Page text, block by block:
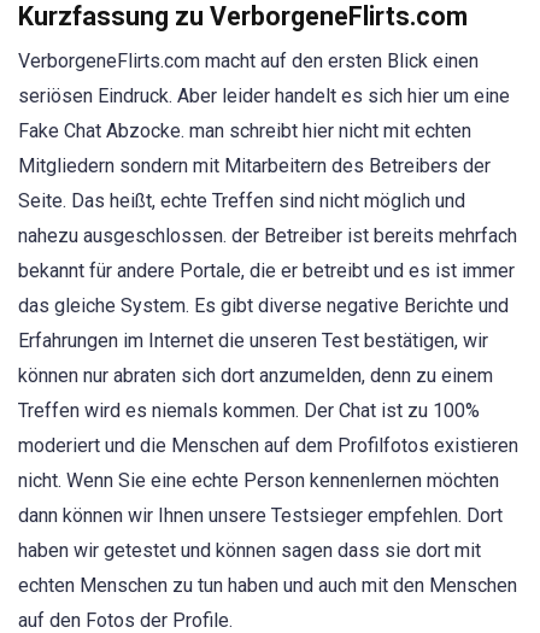
Kurzfassung zu VerborgeneFlirts.com
VerborgeneFlirts.com macht auf den ersten Blick einen
seriösen Eindruck. Aber leider handelt es sich hier um eine
Fake Chat Abzocke. man schreibt hier nicht mit echten
Mitgliedern sondern mit Mitarbeitern des Betreibers der
Seite. Das heißt, echte Treffen sind nicht möglich und
nahezu ausgeschlossen. der Betreiber ist bereits mehrfach
bekannt für andere Portale, die er betreibt und es ist immer
das gleiche System. Es gibt diverse negative Berichte und
Erfahrungen im Internet die unseren Test bestätigen, wir
können nur abraten sich dort anzumelden, denn zu einem
Treffen wird es niemals kommen. Der Chat ist zu 100%
moderiert und die Menschen auf dem Profilfotos existieren
nicht. Wenn Sie eine echte Person kennenlernen möchten
dann können wir Ihnen unsere Testsieger empfehlen. Dort
haben wir getestet und können sagen dass sie dort mit
echten Menschen zu tun haben und auch mit den Menschen
auf den Fotos der Profile.